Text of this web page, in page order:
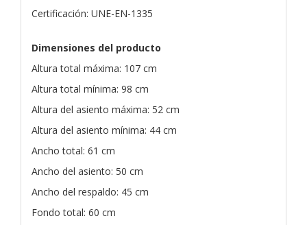
Certificación: UNE-EN-1335
Dimensiones del producto
Altura total máxima: 107 cm
Altura total mínima: 98 cm
Altura del asiento máxima: 52 cm
Altura del asiento mínima: 44 cm
Ancho total: 61 cm
Ancho del asiento: 50 cm
Ancho del respaldo: 45 cm
Fondo total: 60 cm